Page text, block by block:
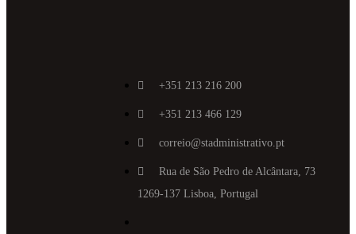
+351 213 216 200
+351 213 466 129
correio@stadministrativo.pt
Rua de São Pedro de Alcântara, 73
1269-137 Lisboa, Portugal